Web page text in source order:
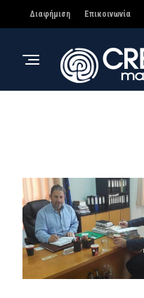
Διαφήμιση Επικοινωνία